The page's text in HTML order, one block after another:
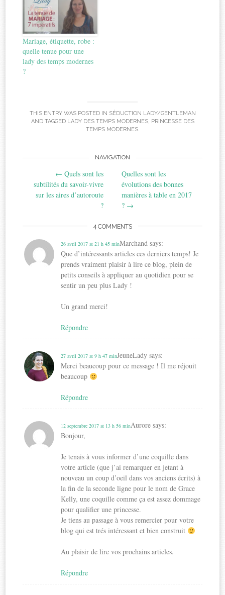
Mariage, étiquette, robe :
quelle tenue pour une
lady des temps modernes
?
THIS ENTRY WAS POSTED IN SÉDUCTION LADY/GENTLEMAN
AND TAGGED LADY DES TEMPS MODERNES, PRINCESSE DES
TEMPS MODERNES.
navigation
NAVIGATION
← Quels sont les
subtilités du savoir-vivre
sur les aires d’autoroute
?
Quelles sont les
évolutions des bonnes
manières à table en 2017
? →
4 COMMENTS
Marchand says:
26 avril 2017 at 21 h 45 min
Que d’intéressants articles ces derniers temps! Je
prends vraiment plaisir à lire ce blog, plein de
petits conseils à appliquer au quotidien pour se
sentir un peu plus Lady !
Un grand merci!
Répondre
JeuneLady says:
27 avril 2017 at 9 h 47 min
Merci beaucoup pour ce message ! Il me réjouit
beaucoup
Répondre
Aurore says:
12 septembre 2017 at 13 h 56 min
Bonjour,
Je tenais à vous informer d’une coquille dans
votre article (que j’ai remarquer en jetant à
nouveau un coup d’oeil dans vos anciens écrits) à
la fin de la seconde ligne pour le nom de Grace
Kelly, une coquille comme ça est assez dommage
pour qualifier une princesse.
Je tiens au passage à vous remercier pour votre
blog qui est trés intéressant et bien construit
Au plaisir de lire vos prochains articles.
Répondre